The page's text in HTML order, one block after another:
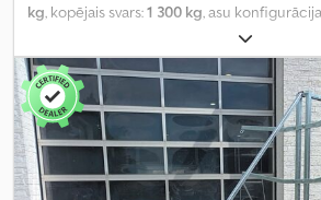
kg, kopējais svars:1 300 kg, asu
, kopējais garums:
1 910 mm, piekares sistēma:cits, riepas
piekabes bremze:bremzēta piekabe